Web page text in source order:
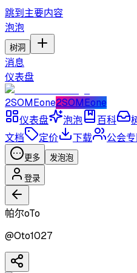
跳到主要内容
泡泡
树洞
消息
仪表盘
2SOMEone2SOMEone
仪表盘
泡泡 百科
文档
定价 下载 公会
更多 发泡泡
登录
帕尔oTo
@Oto1027